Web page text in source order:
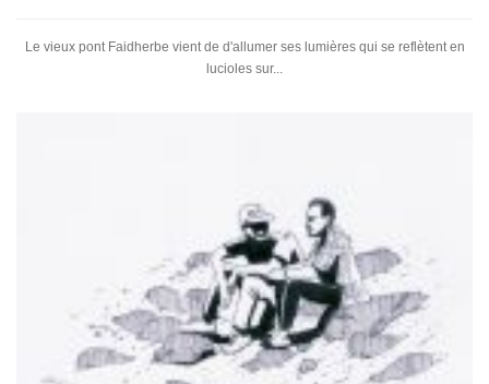
Le vieux pont Faidherbe vient de d'allumer ses lumières qui se reflètent en
lucioles sur...